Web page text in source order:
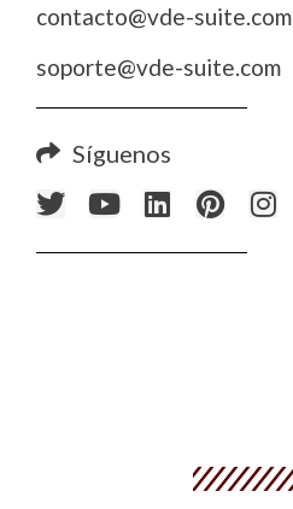
contacto@vde-suite.com
soporte@vde-suite.com
Síguenos